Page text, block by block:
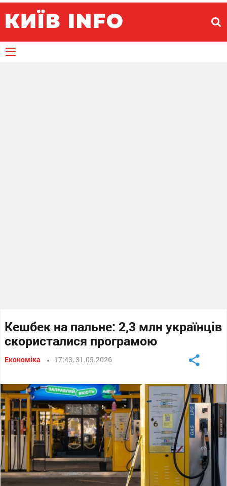
Кешбек на пальне: 2,3 млн українців
скористалися програмою
Економіка 17:43, 31.05.2026